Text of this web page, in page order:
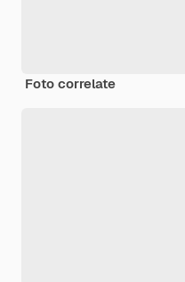
Foto correlate